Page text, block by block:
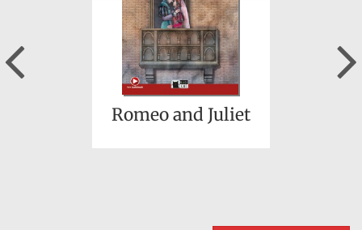
Romeo and Juliet
Previous